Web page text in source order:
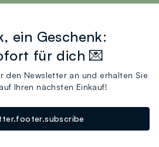
ein Geschenk:
für dich 💌
den Newsletter an und erhalten Sie
auf Ihren nächsten Einkauf!